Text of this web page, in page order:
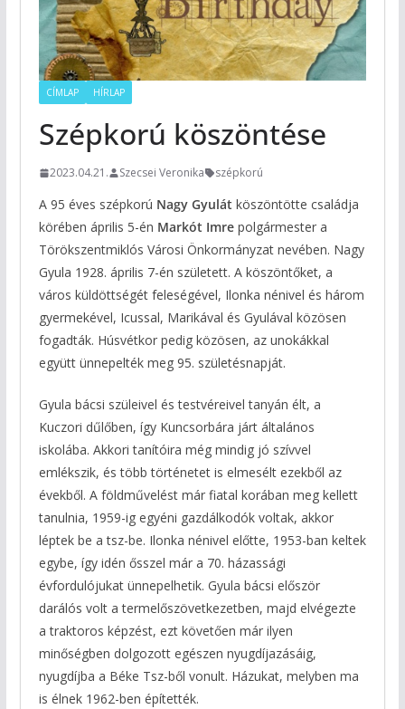
CÍMLAP HÍRLAP
Szépkorú köszöntése
2023.04.21. Szecsei Veronika szépkorú
A 95 éves szépkorú Nagy Gyulát köszöntötte családja
körében április 5-én Markót Imrepolgármester a
Törökszentmiklós Városi Önkormányzat nevében. Nagy
Gyula 1928. április 7-én született. A köszöntőket, a
város küldöttségét feleségével, Ilonka nénivel és három
gyermekével, Icussal, Marikával és Gyulával közösen
fogadták. Húsvétkor pedig közösen, az unokákkal
együtt ünnepelték meg 95. születésnapját.
Gyula bácsi szüleivel és testvéreivel tanyán élt, a
Kuczori dűlőben, így Kuncsorbára járt általános
iskolába. Akkori tanítóira még mindig jó szívvel
emlékszik, és több történetet is elmesélt ezekből az
évekből. A földművelést már fiatal korában meg kellett
tanulnia, 1959-ig egyéni gazdálkodók voltak, akkor
léptek be a tsz-be. Ilonka nénivel előtte, 1953-ban keltek
egybe, így idén ősszel már a 70. házassági
évfordulójukat ünnepelhetik. Gyula bácsi először
darálós volt a termelőszövetkezetben, majd elvégezte
a traktoros képzést, ezt követően már ilyen
minőségben dolgozott egészen nyugdíjazásáig,
nyugdíjba a Béke Tsz-ből vonult. Házukat, melyben ma
is élnek 1962-ben építették.